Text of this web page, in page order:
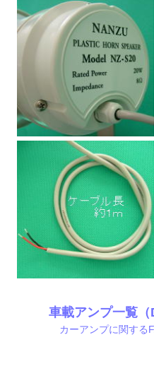
車載アンプ一覧
カーアンプに関する